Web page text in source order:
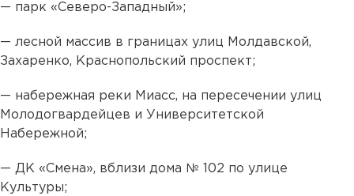
— парк «Северо-Западный»;
— лесной массив в границах улиц Молдавской,
Захаренко, Краснопольский проспект;
— набережная реки Миасс, на пересечении улиц
Молодогвардейцев и Университетской
Набережной;
— ДК «Смена», вблизи дома № 102 по улице
Культуры;